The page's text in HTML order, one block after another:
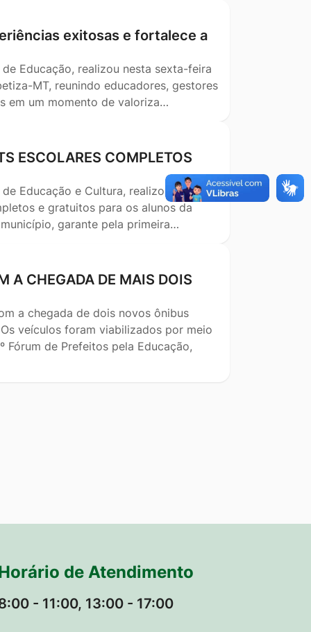
exitosas e fortalece a
Educação, realizou nesta sexta-feira
MT, reunindo educadores, gestores
em um momento de valoriza…
ESCOLARES COMPLETOS
Educação e Cultura, realizou na
e gratuitos para os alunos da
garante pela primeira…
A CHEGADA DE MAIS DOIS
a chegada de dois novos ônibus
veículos foram viabilizados por meio
de Prefeitos pela Educação,
de Atendimento
- 11:00, 13:00 - 17:00